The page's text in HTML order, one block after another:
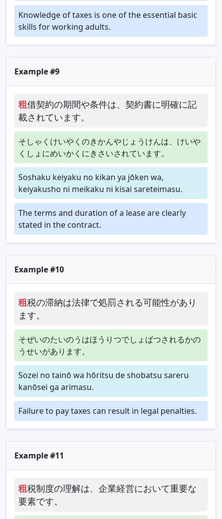
Knowledge of taxes is one of the essential basic
skills for working adults.
Example #9
租借契約の期間や条件は、契約書に明確に記
載されています。
そしゃくけいやくのきかんやじょうけんは、けいや
くしょにめいかくにきさいされています。
Soshaku keiyaku no kikan ya jōken wa,
keiyakusho ni meikaku ni kisai sareteimasu.
The terms and duration of a lease are clearly
stated in the contract.
Example #10
租税の滞納は法律で処罰される可能性があり
ます。
そぜいのたいのうはほうりつでしょばつされるかの
うせいがあります。
Sozei no tainō wa hōritsu de shobatsu sareru
kanōsei ga arimasu.
Failure to pay taxes can result in legal penalties.
Example #11
租税制度の理解は、企業経営において重要な
要素です。